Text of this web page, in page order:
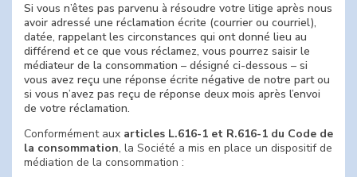
Si vous n’êtes pas parvenu à résoudre votre litige après nous
avoir adressé une réclamation écrite (courrier ou courriel),
datée, rappelant les circonstances qui ont donné lieu au
différend et ce que vous réclamez, vous pourrez saisir le
médiateur de la consommation – désigné ci-dessous – si
vous avez reçu une réponse écrite négative de notre part ou
si vous n’avez pas reçu de réponse deux mois après l’envoi
de votre réclamation.
Conformément aux articles L.616-1 et R.616-1 du Code de
la consommation, la Société a mis en place un dispositif de
médiation de la consommation :